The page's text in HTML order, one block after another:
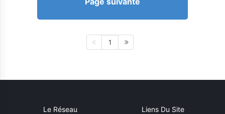
1
Le Réseau Liens Du Site